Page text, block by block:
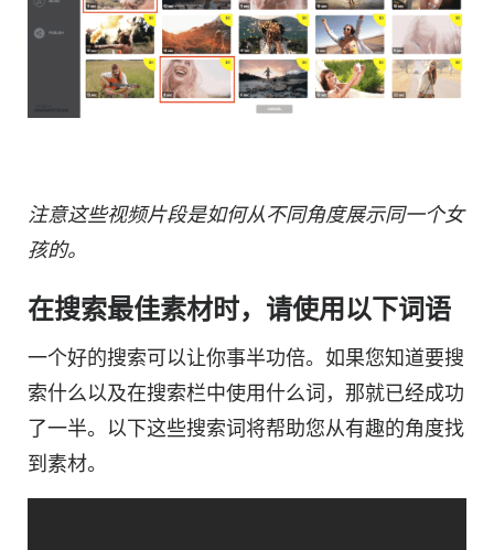
注意这些视频片段是如何从不同角度展示同一个女
孩的。
在搜索最佳素材时，请使用以下词语
一个好的搜索可以让你事半功倍。如果您知道要搜
索什么以及在搜索栏中使用什么词，那就已经成功
了一半。以下这些搜索词将帮助您从有趣的角度找
到素材。